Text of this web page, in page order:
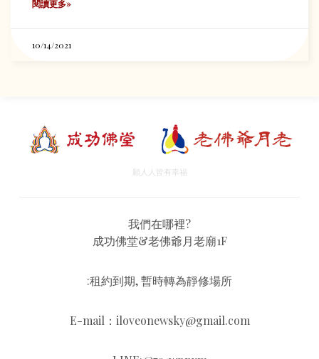
閱讀更多»
10/14/2021
願人人皆有幸福
我們在哪裡?
成功佛堂&老佛爺月老廟1F
:租約到期, 暫時轉為靜修場所
E-mail：iloveonewsky@gmail.com